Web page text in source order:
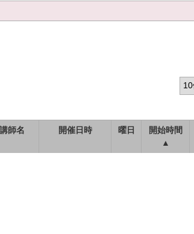
講師名 開催日時 曜日
開始時間
▲